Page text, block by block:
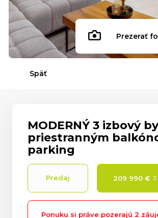
Prezerať
Späť
MODERNÝ 3 izbový byt s
priestranným
parking
Predaj 209 990 € 3
Ponuku si práve pozerajú 2